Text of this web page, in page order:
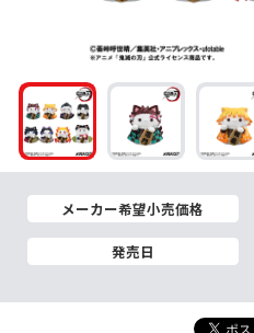
メーカー希望小売価格
発売日